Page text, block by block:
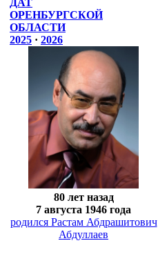
ДАТ
ОРЕНБУРГСКОЙ
ОБЛАСТИ
2025 · 2026
80 лет назад
7 августа 1946 года
родился Растам Абдрашитович
Абдуллаев